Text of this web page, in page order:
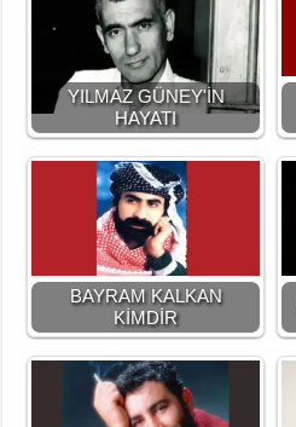
YILMAZ GÜNEY'İN
HAYATI
BAYRAM KALKAN
KİMDİR